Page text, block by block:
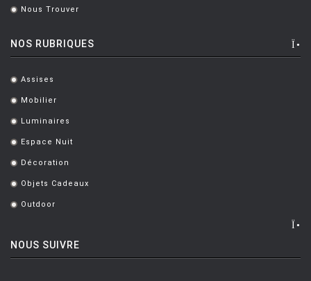
. Nous Trouver
NOS RUBRIQUES
. Assises
. Mobilier
. Luminaires
. Espace Nuit
. Décoration
. Objets Cadeaux
. Outdoor
NOUS SUIVRE